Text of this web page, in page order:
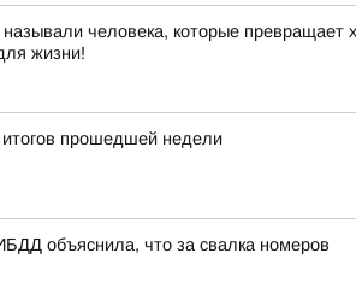
человека, которые превращает
жизни!
прошедшей недели
объяснила, что за свалка номеров